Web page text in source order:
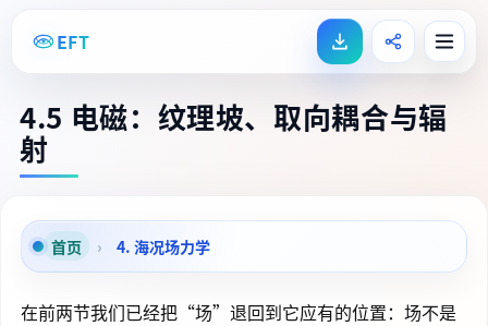
EFT
4.5 电磁：纹理坡、取向耦合与辐
射
首页 › 4. 海况场力学
在前两节我们已经把“场”退回到它应有的位置：场不是